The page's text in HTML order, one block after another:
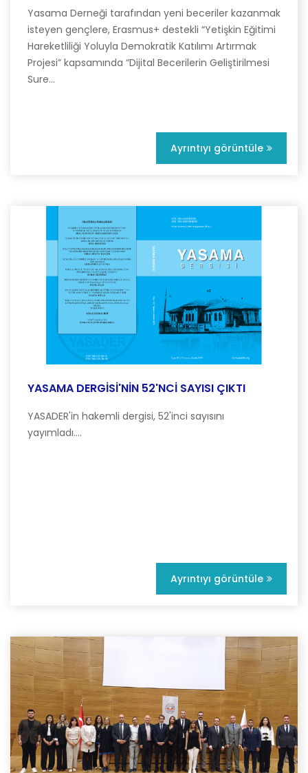
Yasama Derneği tarafından yeni beceriler kazanmak
isteyen gençlere, Erasmus+ destekli “Yetişkin Eğitimi
Hareketliliği Yoluyla Demokratik Katılımı Artırmak
Projesi” kapsamında “Dijital Becerilerin Geliştirilmesi
Sure...
Ayrıntıyı görüntüle
YASAMA DERGİSİ'NİN 52'NCİ SAYISI ÇIKTI
YASADER'in hakemli dergisi, 52'inci sayısını
yayımladı....
Ayrıntıyı görüntüle